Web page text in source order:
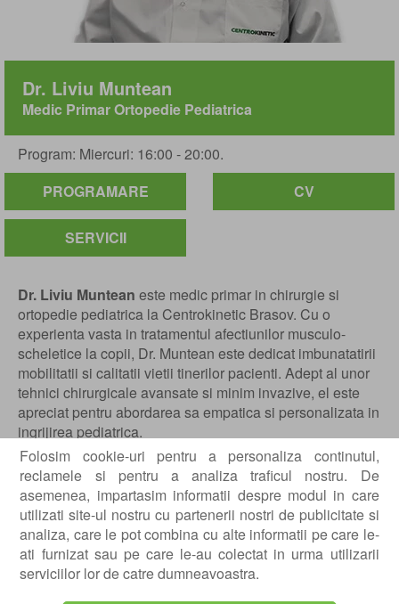
Folosim cookie-uri pentru a personaliza continutul,
reclamele si pentru a analiza traficul nostru. De
asemenea, impartasim informatii despre modul in care
utilizati site-ul nostru cu partenerii nostri de publicitate si
analiza, care le pot combina cu alte informatii pe care le-
ati furnizat sau pe care le-au colectat in urma utilizarii
serviciilor lor de catre dumneavoastra.
Dr. Liviu Muntean
Medic Primar Ortopedie Pediatrica
Program: Miercuri: 16:00 - 20:00.
PROGRAMARE
CV
SERVICII
Dr. Liviu Muntean este medic primar in chirurgie si
ortopedie pediatrica la Centrokinetic Brasov. Cu o
experienta vasta in tratamentul afectiunilor musculo-
scheletice la copii, Dr. Muntean este dedicat imbunatatirii
mobilitatii si calitatii vietii tinerilor pacienti. Adept al unor
tehnici chirurgicale avansate si minim invazive, el este
apreciat pentru abordarea sa empatica si personalizata in
ingrijirea pediatrica.
Educatie si formare
01.10.2022 - prezent sef lucrari Facultatea de Medicina
Universitatea Transilvania, Brasov;
03.2018 - 05.2023 director medical al Spitalului Clinic
de Urgenta pt Copii, Brasov;
03.2013 - 02.2018 manager al Spitalului Clinic de